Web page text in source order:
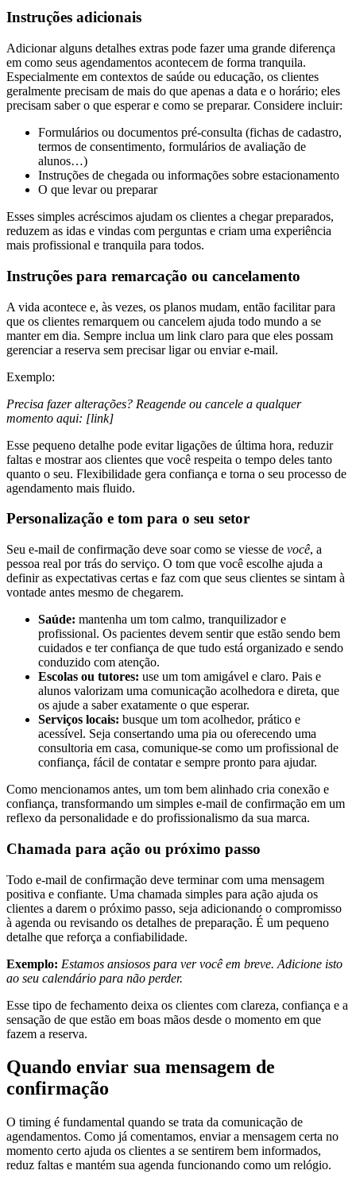
Instruções adicionais
Adicionar alguns detalhes extras pode fazer uma grande diferença
em como seus agendamentos acontecem de forma tranquila.
Especialmente em contextos de saúde ou educação, os clientes
geralmente precisam de mais do que apenas a data e o horário; eles
precisam saber o que esperar e como se preparar. Considere incluir:
Formulários ou documentos pré-consulta (fichas de cadastro,
termos de consentimento, formulários de avaliação de
alunos…)
Instruções de chegada ou informações sobre estacionamento
O que levar ou preparar
Esses simples acréscimos ajudam os clientes a chegar preparados,
reduzem as idas e vindas com perguntas e criam uma experiência
mais profissional e tranquila para todos.
Instruções para remarcação ou cancelamento
A vida acontece e, às vezes, os planos mudam, então facilitar para
que os clientes remarquem ou cancelem ajuda todo mundo a se
manter em dia. Sempre inclua um link claro para que eles possam
gerenciar a reserva sem precisar ligar ou enviar e-mail.
Exemplo:
Precisa fazer alterações? Reagende ou cancele a qualquer
momento aqui: [link]
Esse pequeno detalhe pode evitar ligações de última hora, reduzir
faltas e mostrar aos clientes que você respeita o tempo deles tanto
quanto o seu. Flexibilidade gera confiança e torna o seu processo de
agendamento mais fluido.
Personalização e tom para o seu setor
Seu e-mail de confirmação deve soar como se viesse de você, a
pessoa real por trás do serviço. O tom que você escolhe ajuda a
definir as expectativas certas e faz com que seus clientes se sintam à
vontade antes mesmo de chegarem.
Saúde: mantenha um tom calmo, tranquilizador e
profissional. Os pacientes devem sentir que estão sendo bem
cuidados e ter confiança de que tudo está organizado e sendo
conduzido com atenção.
Escolas ou tutores: use um tom amigável e claro. Pais e
alunos valorizam uma comunicação acolhedora e direta, que
os ajude a saber exatamente o que esperar.
Serviços locais: busque um tom acolhedor, prático e
acessível. Seja consertando uma pia ou oferecendo uma
consultoria em casa, comunique-se como um profissional de
confiança, fácil de contatar e sempre pronto para ajudar.
Como mencionamos antes, um tom bem alinhado cria conexão e
confiança, transformando um simples e-mail de confirmação em um
reflexo da personalidade e do profissionalismo da sua marca.
Chamada para ação ou próximo passo
Todo e-mail de confirmação deve terminar com uma mensagem
positiva e confiante. Uma chamada simples para ação ajuda os
clientes a darem o próximo passo, seja adicionando o compromisso
à agenda ou revisando os detalhes de preparação. É um pequeno
detalhe que reforça a confiabilidade.
Exemplo: Estamos ansiosos para ver você em breve. Adicione isto
ao seu calendário para não perder.
Esse tipo de fechamento deixa os clientes com clareza, confiança e a
sensação de que estão em boas mãos desde o momento em que
fazem a reserva.
Quando enviar sua mensagem de
confirmação
O timing é fundamental quando se trata da comunicação de
agendamentos. Como já comentamos, enviar a mensagem certa no
momento certo ajuda os clientes a se sentirem bem informados,
reduz faltas e mantém sua agenda funcionando como um relógio.